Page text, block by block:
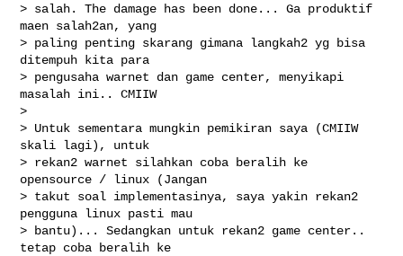
> salah. The damage has been done... Ga produktif
maen salah2an, yang
> paling penting skarang gimana langkah2 yg bisa
ditempuh kita para
> pengusaha warnet dan game center, menyikapi
masalah ini.. CMIIW
>
> Untuk sementara mungkin pemikiran saya (CMIIW
skali lagi), untuk
> rekan2 warnet silahkan coba beralih ke
opensource / linux (Jangan
> takut soal implementasinya, saya yakin rekan2
pengguna linux pasti mau
> bantu)... Sedangkan untuk rekan2 game center..
tetap coba beralih ke